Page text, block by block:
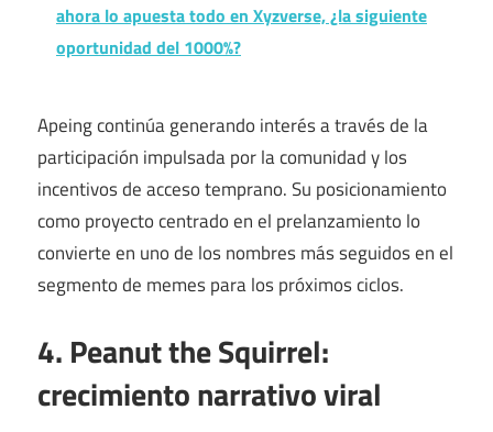
ahora lo apuesta todo en Xyzverse, ¿la siguiente
oportunidad del 1000%?
Apeing continúa generando interés a través de la
participación impulsada por la comunidad y los
incentivos de acceso temprano. Su posicionamiento
como proyecto centrado en el prelanzamiento lo
convierte en uno de los nombres más seguidos en el
segmento de memes para los próximos ciclos.
4. Peanut the Squirrel:
crecimiento narrativo viral